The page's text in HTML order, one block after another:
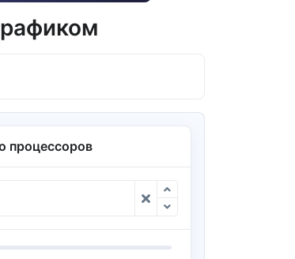
процессоров